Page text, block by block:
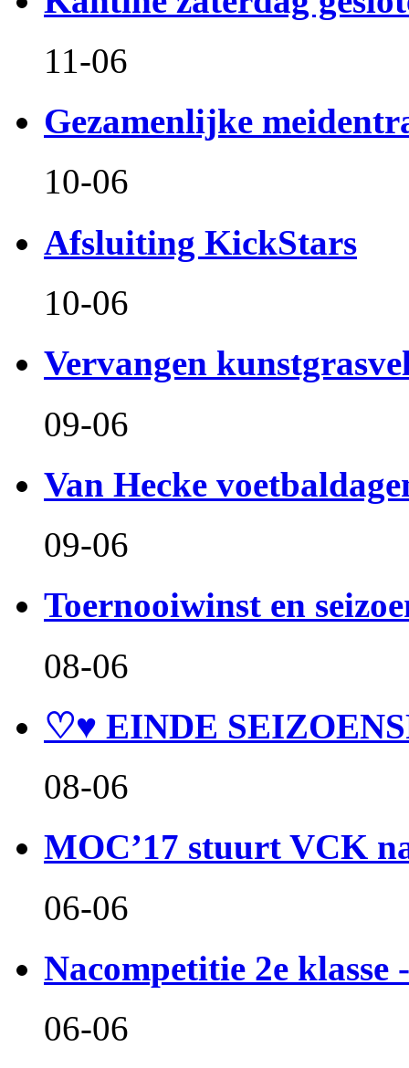
11-06
Gezamenlijke
10-06
Afsluiting KickStars
10-06
Vervangen
09-06
Van Hecke
09-06
Toernooiwinst en
08-06
♡♥ EINDE
08-06
MOC’17 stuurt VCK
06-06
Nacompetitie 2e klasse
06-06